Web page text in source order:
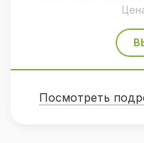
Посмотреть